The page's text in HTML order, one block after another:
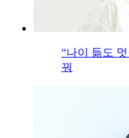
“나이 듦도
꿔